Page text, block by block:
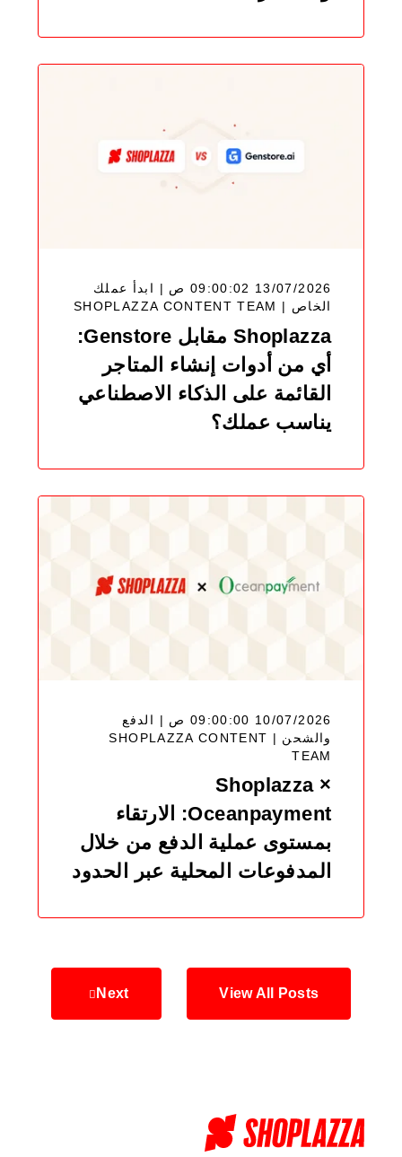
13/07/2026 09:00:02 ص | ابدأ عملك
الخاص |
SHOPLAZZA CONTENT TEAM
Shoplazza مقابل Genstore:
أي من أدوات إنشاء المتاجر
القائمة على الذكاء الاصطناعي
يناسب عملك؟
10/07/2026 09:00:00 ص | الدفع
والشحن | SHOPLAZZA CONTENT
TEAM
Shoplazza ×
Oceanpayment: الارتقاء
بمستوى عملية الدفع من خلال
المدفوعات المحلية عبر الحدود
View All Posts
Next